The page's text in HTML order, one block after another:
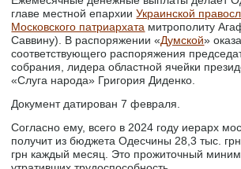
главе местной епархииУкраинской
Московского патриархата митрополиту
Саввину). В распоряжении «Думской»
соответствующего распоряжения
собрания, лидера областной ячейки
«Слуга народа» Григория Диденко.
Документ датирован 7 февраля.
Согласно ему, всего в 2024 году иерарх
получит из бюджета Одесчины 28,3 тыс.
грн каждый месяц. Это прожиточный